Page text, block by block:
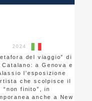
2024
del viaggio” di
Catalano: a Genova e
l’esposizione
che scolpisce il
“non finito”, in
anche a New